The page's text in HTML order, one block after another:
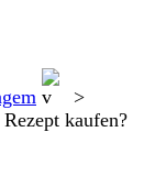
>
kaufen?